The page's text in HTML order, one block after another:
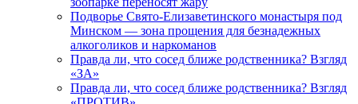
Подворье Свято-Елизаветинского монастыря под
Минском — зона прощения для безнадежных
алкоголиков и наркоманов
Правда ли, что сосед ближе родственника? Взгляд
«ЗА»
Правда ли, что сосед ближе родственника? Взгляд